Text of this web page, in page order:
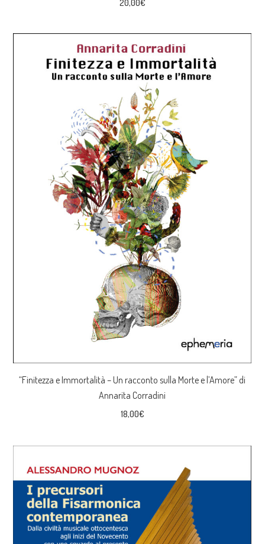
20,00€
“Finitezza e Immortalità – Un racconto sulla Morte e l’Amore” di
Annarita Corradini
18,00€